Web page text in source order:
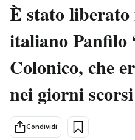
Italia
Politica
Tecnologia
Scienza
Cultura
Economia
È stato
italiano Panfilo
Colonico, che
nei giorni
Condividi